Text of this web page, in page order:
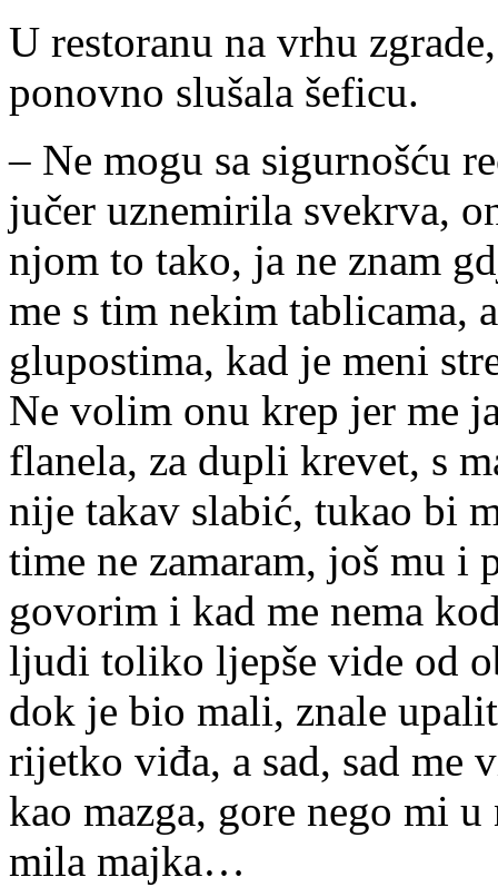
U restoranu na vrhu
ponovno slušala šeficu.
– Ne mogu sa sigurnošću
jučer uznemirila svekrva,
njom to tako, ja ne znam
me s tim nekim tablicama,
glupostima, kad je meni
Ne volim onu krep jer me
flanela, za dupli krevet, s
nije takav slabić, tukao bi
time ne zamaram, još mu i
govorim i kad me nema
ljudi toliko ljepše vide od
dok je bio mali, znale
rijetko viđa, a sad, sad me
kao mazga, gore nego mi
mila majka…